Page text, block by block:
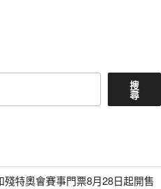
搜
尋
特奧會賽事門票8月28日起開售